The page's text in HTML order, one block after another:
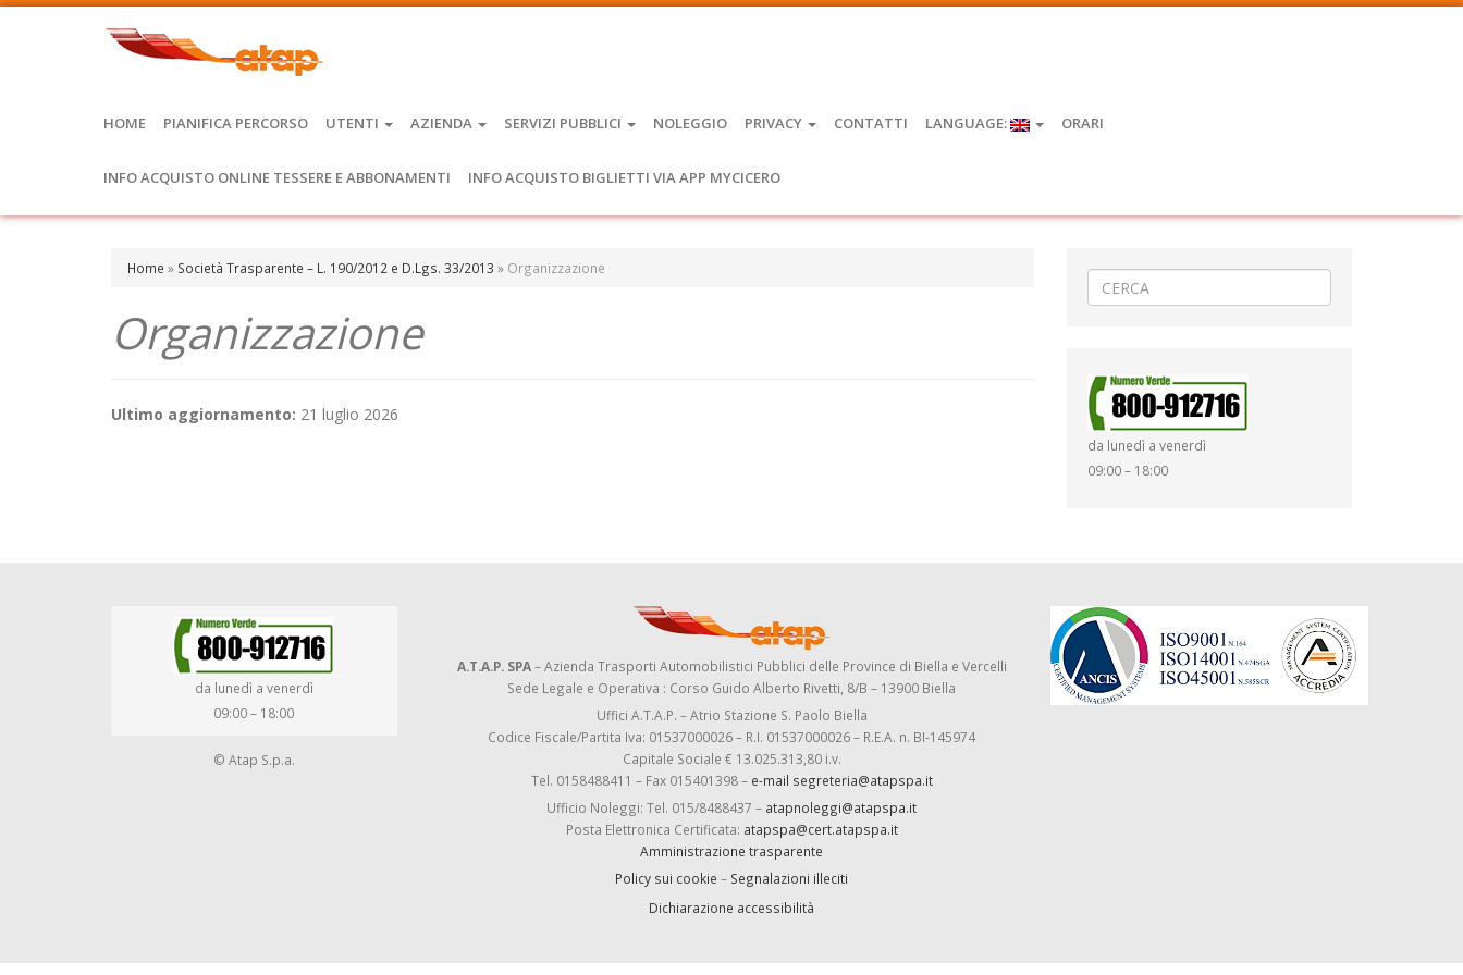
HOME PIANIFICA PERCORSO UTENTI AZIENDA SERVIZI PUBBLICI NOLEGGIO PRIVACY CONTATTI LANGUAGE: ORARI
INFO ACQUISTO ONLINE TESSERE E ABBONAMENTI INFO ACQUISTO BIGLIETTI VIA APP MYCICERO
Home » Società Trasparente – L. 190/2012 e D.Lgs. 33/2013 » Organizzazione
Organizzazione
Ultimo aggiornamento: 21 luglio 2026
da lunedì a venerdì
09:00 – 18:00
da lunedì a venerdì
09:00 – 18:00
© Atap S.p.a.
A.T.A.P. SPA– Azienda Trasporti Automobilistici Pubblici delle Province di Biella e Vercelli
Sede Legale e Operativa : Corso Guido Alberto Rivetti, 8/B – 13900 Biella
Uffici A.T.A.P. – Atrio Stazione S. Paolo Biella
Codice Fiscale/Partita Iva: 01537000026 – R.I. 01537000026 – R.E.A. n. BI-145974
Capitale Sociale € 13.025.313,80 i.v.
Tel. 0158488411 – Fax 015401398 – e-mail segreteria@atapspa.it
Ufficio Noleggi: Tel. 015/8488437 – atapnoleggi@atapspa.it
Posta Elettronica Certificata: atapspa@cert.atapspa.it
Amministrazione trasparente
Policy sui cookie – Segnalazioni illeciti
Dichiarazione accessibilità